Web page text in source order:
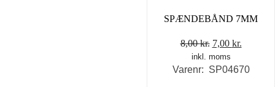
SPÆNDEBÅND 7MM
8,00kr. Den
oprindelige
pris
7,00 kr.
pris
inkl. moms
Varenr: SP04670